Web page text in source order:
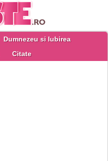
Dumnezeu si Iubirea
Citate